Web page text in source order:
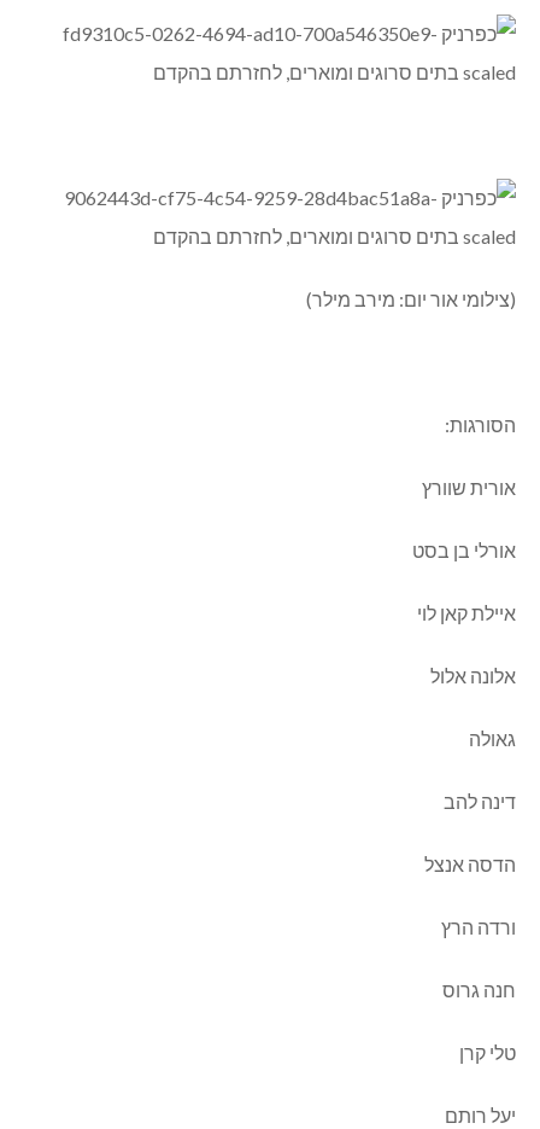
(צילומי אור יום: מירב מילר)
הסורגות:
אורית שוורץ
אורלי בן בסט
איילת קאן לוי
אלונה אלול
גאולה
דינה להב
הדסה אנצל
ורדה הרץ
חנה גרוס
טלי קרן
יעל רותם